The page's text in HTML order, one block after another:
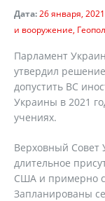
Дата:26 января, 2021
и вооружение
Парламент
утвердил
допустить ВС
Украины в 2021
учениях.
Верховный Совет
длительное
США и примерно
Запланированы